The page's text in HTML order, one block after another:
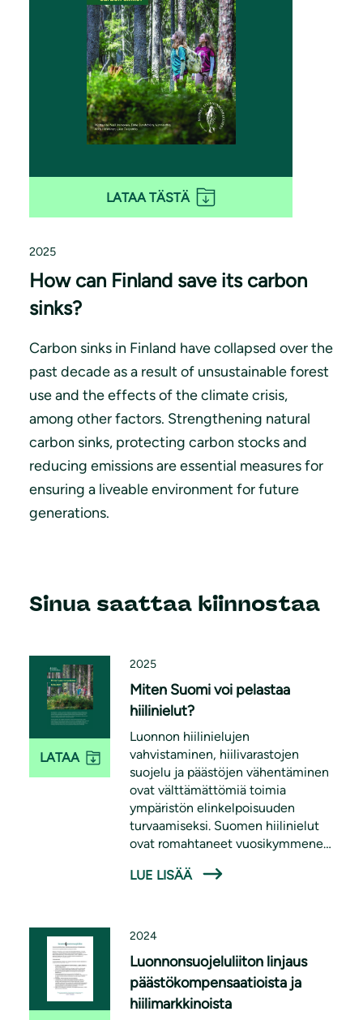
LATAA TÄSTÄ
2025
How can Finland save its carbon
sinks?
Carbon sinks in Finland have collapsed over the
past decade as a result of unsustainable forest
use and the effects of the climate crisis,
among other factors. Strengthening natural
carbon sinks, protecting carbon stocks and
reducing emissions are essential measures for
ensuring a liveable environment for future
generations.
Sinua saattaa kiinnostaa
LATAA
2025
Miten Suomi voi pelastaa
hiilinielut?
Luonnon hiilinielujen
vahvistaminen, hiilivarastojen
suojelu ja päästöjen vähentäminen
ovat välttämättömiä toimia
ympäristön elinkelpoisuuden
turvaamiseksi. Suomen hiilinielut
ovat romahtaneet vuosikymmenen
korjata vahvistamalla metsien
metsäbioenergian käyttöä.
LUE LISÄÄ
2024
Luonnonsuojeluliiton linjaus
päästökompensaatioista ja
hiilimarkkinoista